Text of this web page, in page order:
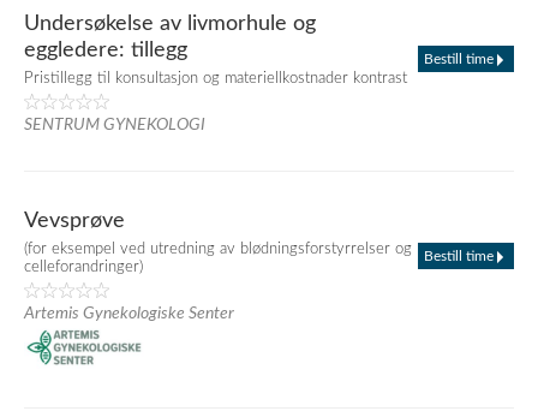
Undersøkelse av livmorhule og
eggledere: tillegg
Pristillegg til konsultasjon og materiellkostnader kontrast
SENTRUM GYNEKOLOGI
Bestill time
Vevsprøve
(for eksempel ved utredning av blødningsforstyrrelser og
celleforandringer)
Artemis Gynekologiske Senter
Bestill time